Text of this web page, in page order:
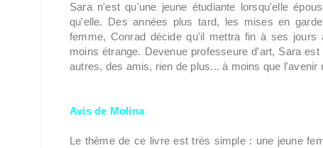
Sara n'est qu'une jeune étudiante lorsqu'elle
qu'elle. Des années plus tard, les mises en
femme, Conrad décide qu'il mettra fin à ses
moins étrange. Devenue professeure d'art, Sara
autres, des amis, rien de plus... à moins que l'avenir
Avis de Molina
Le thème de ce livre est très simple : une jeune